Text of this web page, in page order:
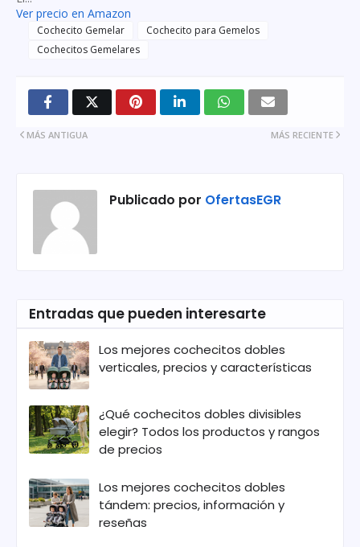
Ver precio en Amazon
Cochecito Gemelar
Cochecito para Gemelos
Cochecitos Gemelares
MÁS RECIENTE
MÁS ANTIGUA
Publicado por OfertasEGR
Entradas que pueden interesarte
Los mejores cochecitos dobles
verticales, precios y características
¿Qué cochecitos dobles divisibles
elegir? Todos los productos y rangos
de precios
Los mejores cochecitos dobles
tándem: precios, información y
reseñas